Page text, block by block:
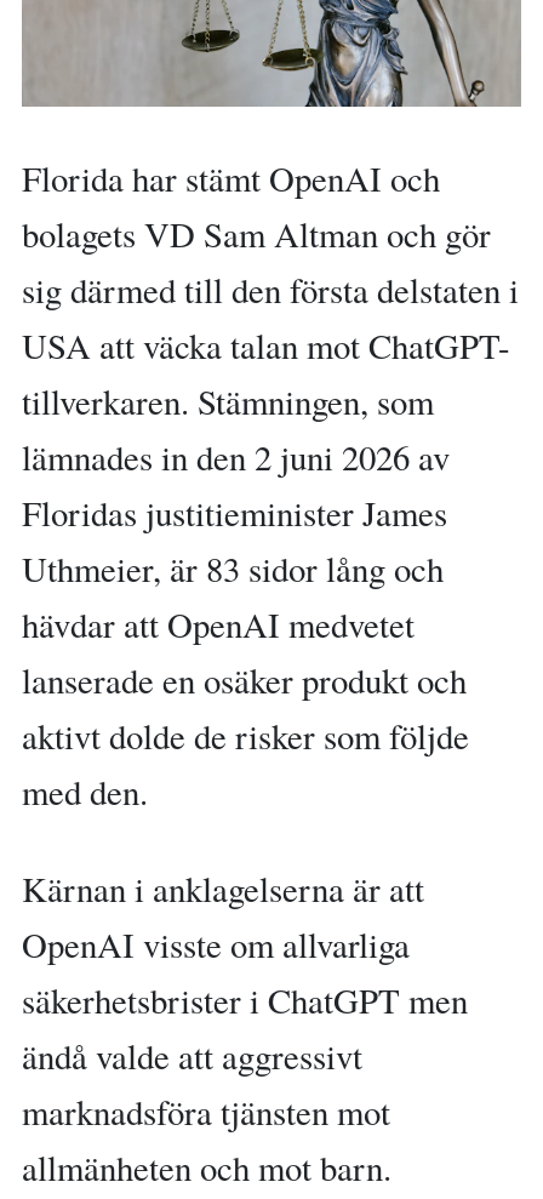
Florida har stämt OpenAI och
bolagets VD Sam Altman och gör
sig därmed till den första delstaten i
USA att väcka talan mot ChatGPT-
tillverkaren. Stämningen, som
lämnades in den 2 juni 2026 av
Floridas justitieminister James
Uthmeier, är 83 sidor lång och
hävdar att OpenAI medvetet
lanserade en osäker produkt och
aktivt dolde de risker som följde
med den.
Kärnan i anklagelserna är att
OpenAI visste om allvarliga
säkerhetsbrister i ChatGPT men
ändå valde att aggressivt
marknadsföra tjänsten mot
allmänheten och mot barn.